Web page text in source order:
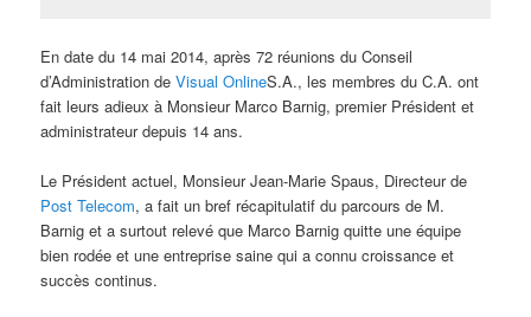
En date du 14 mai 2014, après 72 réunions du Conseil
d’Administration deVisual OnlineS.A., les membres du C.A. ont
fait leurs adieux à Monsieur Marco Barnig, premier Président et
administrateur depuis 14 ans.
Le Président actuel, Monsieur Jean-Marie Spaus, Directeur de
Post Telecom, a fait un bref récapitulatif du parcours de M.
Barnig et a surtout relevé que Marco Barnig quitte une équipe
bien rodée et une entreprise saine qui a connu croissance et
succès continus.